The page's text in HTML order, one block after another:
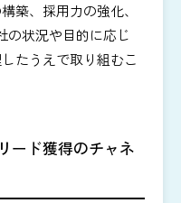
築、採用力の強化、
の状況や目的に応じ
たうえで取り組むこ
ード獲得のチャネ